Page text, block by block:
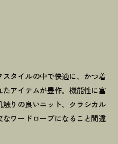
タイルの中で快適に、かつ着
アイテムが豊作。機能性に富
りの良いニット、クラシカル
ワードローブになること間違